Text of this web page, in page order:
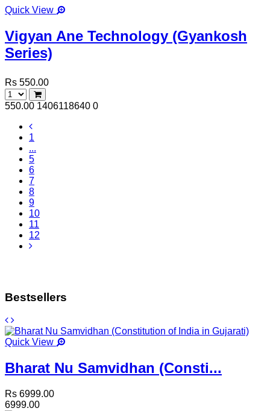
Quick View
Vigyan Ane Technology (Gyankosh
Series)
Rs 550.00
550.00 1406118640 0
1
...
5
6
7
8
9
10
11
12
Bestsellers
Quick View
Bharat Nu Samvidhan (Consti...
Rs 6999.00
6999.00